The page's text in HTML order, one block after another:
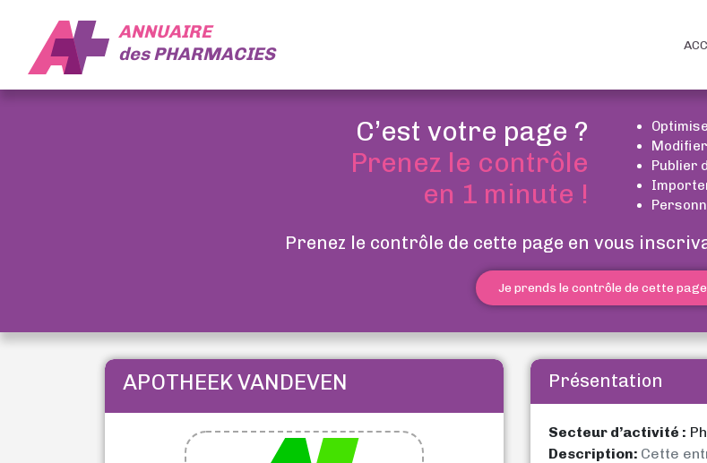
ANNUAIRE
desPHARMACIES
C’est votre page ?
Prenez le contrôle
en 1 minute !
Publier
Prenez le contrôle de cette page en vous
Je prends le contrôle de cette page
APOTHEEK VANDEVEN Présentation
Secteur d’activité :
Description: Cette